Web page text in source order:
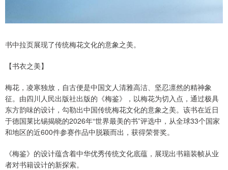
书中拉页展现了传统梅花文化的意象之美。
【书衣之美】
梅花，凌寒独放，自古便是中国文人清雅高洁、坚忍凛然的精神象
征。由四川人民出版社出版的《梅鉴》，以梅花为切入点，通过极具
东方韵味的设计，勾勒出中国传统梅花文化的意象之美。该书在近日
于德国莱比锡揭晓的2026年“世界最美的书”评选中，从全球33个国家
和地区的近600件参赛作品中脱颖而出，获得荣誉奖。
《梅鉴》的设计蕴含着中华优秀传统文化底蕴，展现出书籍装帧从业
者对书籍设计的新探索。